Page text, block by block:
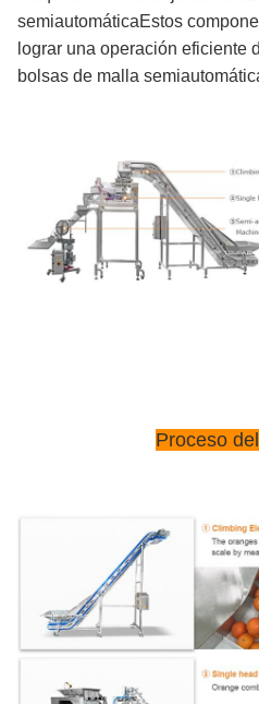
semiautomáticaEstos
lograr una operación eficiente
bolsas de malla
Proceso